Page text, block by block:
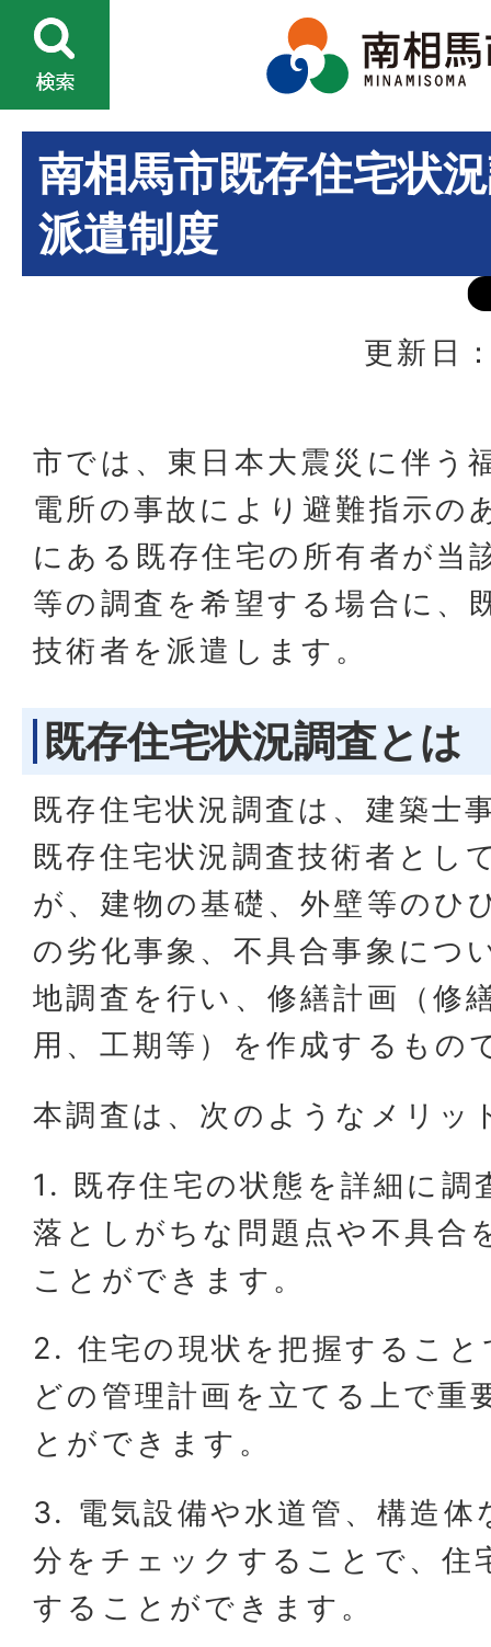
南相馬市既存住宅状
派遣制度
更新日
市では、東日本大震災に伴う
電所の事故により避難指示の
にある既存住宅の所有者が当
等の調査を希望する場合に、
技術者を派遣します。
既存住宅状況調査とは
既存住宅状況調査は、建築士
既存住宅状況調査技術者とし
が、建物の基礎、外壁等のひ
の劣化事象、不具合事象につ
地調査を行い、修繕計画（修
用、工期等）を作成するもの
本調査は、次のようなメリッ
1. 既存住宅の状態を詳細に調
落としがちな問題点や不具合
ことができます。
2. 住宅の現状を把握するこ
どの管理計画を立てる上で重
とができます。
3. 電気設備や水道管、構造体
分をチェックすることで、住
することができます。